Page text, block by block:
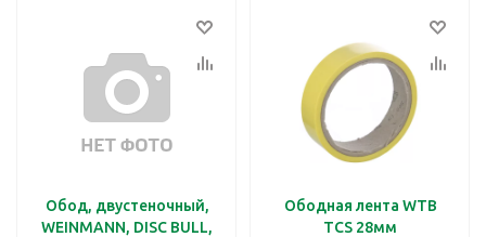
Обод, двустеночный,
WEINMANN, DISC BULL,
Ободная лента WTB
TCS 28мм